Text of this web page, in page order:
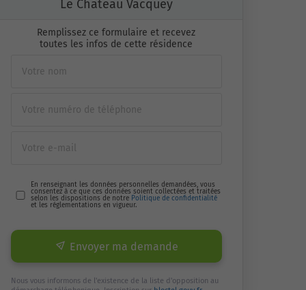
Le Château Vacquey
Remplissez ce formulaire et recevez
toutes les infos de cette résidence
En renseignant les données personnelles demandées, vous
consentez à ce que ces données soient collectées et traitées
selon les dispositions de notre Politique de confidentialité
et les réglementations en vigueur.
Envoyer ma demande
Nous vous informons de l'existence de la liste d'opposition au